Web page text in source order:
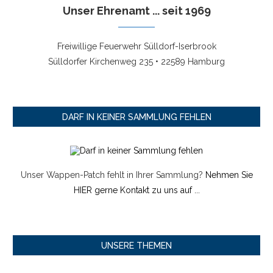
Unser Ehrenamt ... seit 1969
Freiwillige Feuerwehr Sülldorf-Iserbrook
Sülldorfer Kirchenweg 235 • 22589 Hamburg
DARF IN KEINER SAMMLUNG FEHLEN
Unser Wappen-Patch fehlt in Ihrer Sammlung? Nehmen Sie
HIER gerne Kontakt zu uns auf ...
UNSERE THEMEN